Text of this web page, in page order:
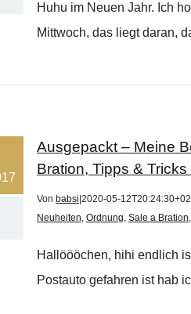
Huhu im Neuen Jahr. Ich
Mittwoch, das liegt daran,
Ausgepackt – Meine
Bration, Tipps & Tricks
Von babsi 2020-05-
Neuheiten, Ordnung, Sale a Bration,
Hallöööchen, hihi endlich
Postauto gefahren ist hab